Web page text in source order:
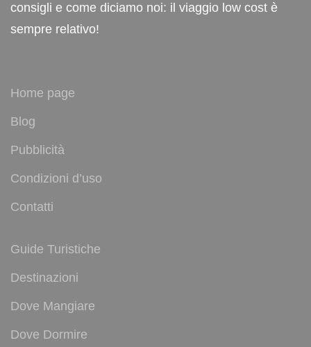
consigli e come diciamo noi: il viaggio low cost è
sempre relativo!
Home page
Blog
Pubblicità
Condizioni d’uso
Contatti
Guide Turistiche
Destinazioni
Dove Mangiare
Dove Dormire